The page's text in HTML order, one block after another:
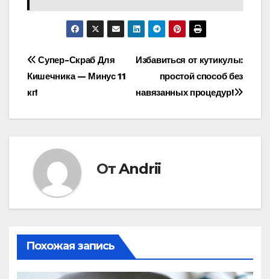
Навигация
по
записям
Избавиться от кутикулы:
простой способ без
навязанных процедур!
Супер-Скраб Для
Кишечника — Минус 11
кг!
ОтAndrii
Похожая запись